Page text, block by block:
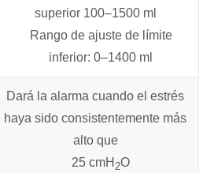
superior 100–1500 ml
Rango de ajuste de límite
inferior: 0–1400 ml
Dará la alarma cuando el estrés
haya sido consistentemente más
alto que
25 cmH 2O